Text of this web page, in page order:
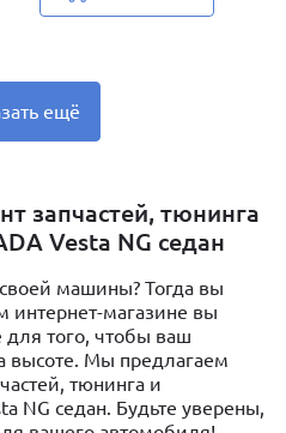
ещё
запчастей, тюнинга
Vesta NG седан
машины? Тогда вы
интернет-магазине вы
того, чтобы ваш
высоте. Мы предлагаем
тюнинга и
NG седан. Будьте уверены,